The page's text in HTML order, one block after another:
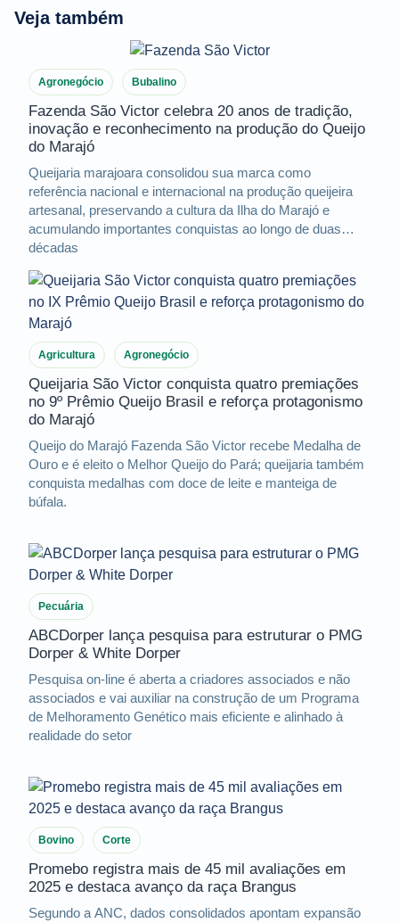
Veja também
Agronegócio Bubalino
Fazenda São Victor celebra 20 anos de tradição,
inovação e reconhecimento na produção do Queijo
do Marajó
Queijaria marajoara consolidou sua marca como
referência nacional e internacional na produção queijeira
artesanal, preservando a cultura da Ilha do Marajó e
acumulando importantes conquistas ao longo de duas
décadas
Agricultura Agronegócio
Queijaria São Victor conquista quatro premiações
no 9º Prêmio Queijo Brasil e reforça protagonismo
do Marajó
Queijo do Marajó Fazenda São Victor recebe Medalha de
Ouro e é eleito o Melhor Queijo do Pará; queijaria também
conquista medalhas com doce de leite e manteiga de
búfala.
Pecuária
ABCDorper lança pesquisa para estruturar o PMG
Dorper & White Dorper
Pesquisa on-line é aberta a criadores associados e não
associados e vai auxiliar na construção de um Programa
de Melhoramento Genético mais eficiente e alinhado à
realidade do setor
Bovino Corte
Promebo registra mais de 45 mil avaliações em
2025 e destaca avanço da raça Brangus
Segundo a ANC, dados consolidados apontam expansão